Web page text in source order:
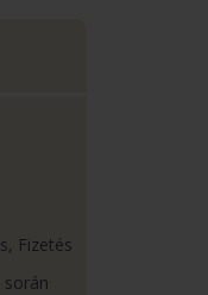
Fizetés
során